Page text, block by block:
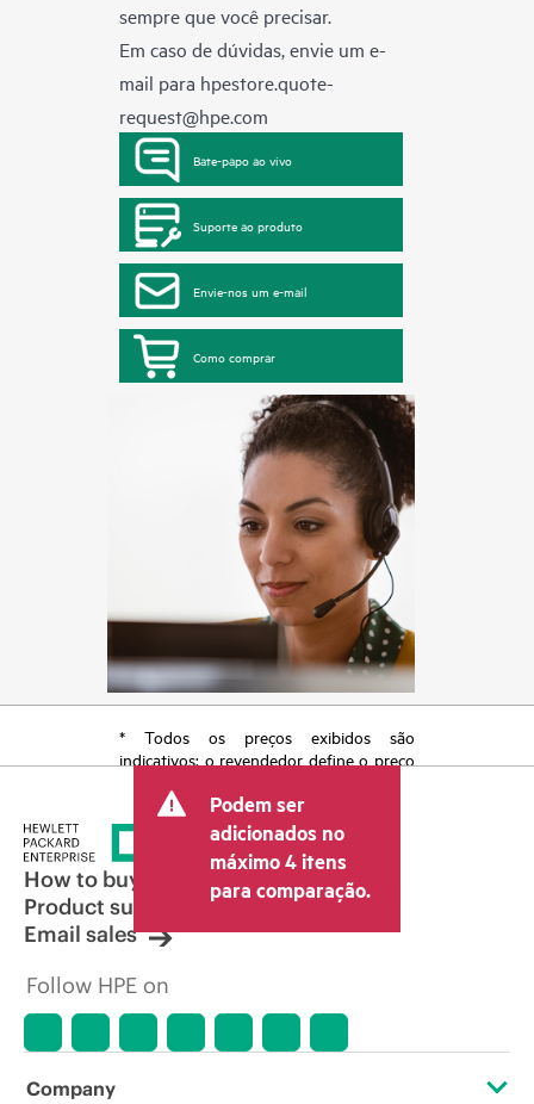
sempre que você precisar.
Em caso de dúvidas, envie um e-
mail para hpestore.quote-
request@hpe.com
Bate-papo ao vivo
Suporte ao produto
Envie-nos um e-mail
Como comprar
* Todos os preços exibidos são
indicativos; o revendedor define o preço
taxas, como IVA/imposto sobre vendas e
envio. O preço transacional definido
pelo revendedor pode variar em relação
a outros revendedores e ao preço
indicativo exibido. O preço indicativo
poderá incluir ofertas promocionais por
tempo limitado. A HPE se reserva o
qualquer momento por motivos que
de produtos, disponibilidade de
Podem ser
adicionados no
máximo 4 itens
para comparação.
How to buy
Product support
Email sales
Follow HPE on
Company